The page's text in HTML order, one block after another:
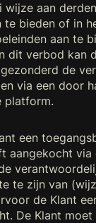
wijze aan
te bieden of in
aan te
dit verbod kan
de
via een door
platform.
een
aangekocht
te zijn van
de Klant
De Klant